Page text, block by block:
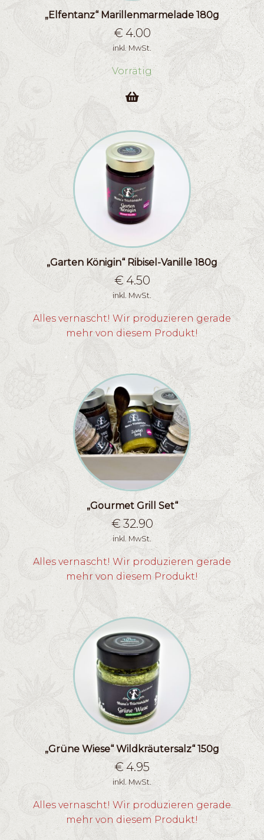
„Elfentanz“ Marillenmarmelade 180g
€4.00
inkl. MwSt.
Vorrätig
„Garten Königin“ Ribisel-Vanille 180g
€ 4.50
inkl. MwSt.
Alles vernascht! Wir produzieren gerade
mehr von diesem Produkt!
„Gourmet Grill Set“
€ 32.90
inkl. MwSt.
Alles vernascht! Wir produzieren gerade
mehr von diesem Produkt!
„Grüne Wiese“ Wildkräutersalz“ 150g
€4.95
inkl. MwSt.
Alles vernascht! Wir produzieren gerade
mehr von diesem Produkt!